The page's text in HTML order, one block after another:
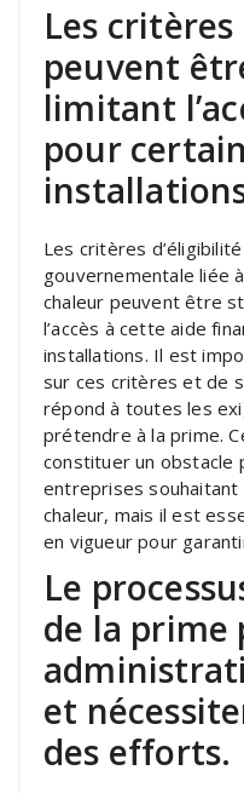
Les
peuvent
limitant
pour
Les critères
gouvernementale liée
chaleur peuvent être
l’accès à cette aide
installations. Il est
sur ces critères et de
répond à toutes les
prétendre à la prime.
constituer un obstacle
entreprises souhaitant
chaleur, mais il est
en vigueur pour
Le
de la prime
et
des efforts.